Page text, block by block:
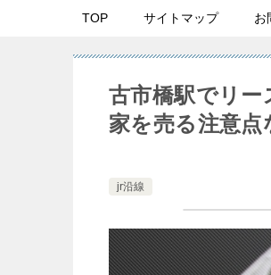
TOP サイトマップ お
古市橋駅でリ
家を売る注意点
jr沿線